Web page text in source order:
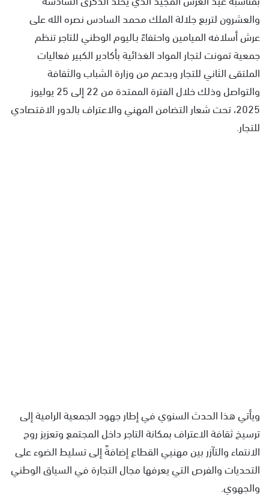
والعشرون لتربع جلالة الملك محمد السادس نصره الله على
عرش أسلافه الميامين واحتفاءً بـاليوم الوطني للتاجر تنظم
جمعية تمونت لتجار المواد الغذائية بأكادير الكبير فعاليات
الملتقى الثاني للتجار وبدعم من وزارة الشباب والثقافة
والتواصل وذلك خلال الفترة الممتدة من 22 إلى 25 يوليوز
2025، تحت شعار التضامن المهني والاعتراف بالدور الاقتصادي
للتجار.
ويأتي هذا الحدث السنوي في إطار جهود الجمعية الرامية إلى
ترسيخ ثقافة الاعتراف بمكانة التاجر داخل المجتمع وتعزيز روح
الانتماء والتآزر بين مهنيي القطاع إضافةً إلى تسليط الضوء على
التحديات والفرص التي يعرفها مجال التجارة في السياق الوطني
والجهوي.